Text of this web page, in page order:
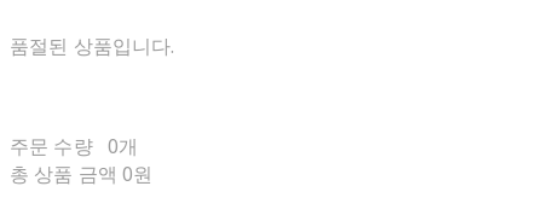
품절된 상품입니다.
주문 수량 0개
총 상품 금액 0원